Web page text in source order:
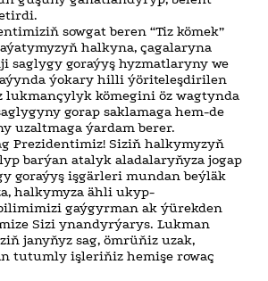
sowgat beren “Tiz kömek”
halkyna, çagalaryna
goraýyş hyzmatlaryny we
ýokary hilli ýöriteleşdirilen
lukmançylyk kömegini öz wagtynda
gorap saklamaga hem-de
uzaltmaga ýardam berer.
Prezidentimiz! Siziň halkymyzyň
barýan atalyk aladalaryňyza jogap
goraýyş işgärleri mundan beýläk
halkymyza ähli ukyp-
gaýgyrman ak ýürekden
Sizi ynandyrýarys. Lukman
janyňyz sag, ömrüňiz uzak,
tutumly işleriňiz hemişe rowaç